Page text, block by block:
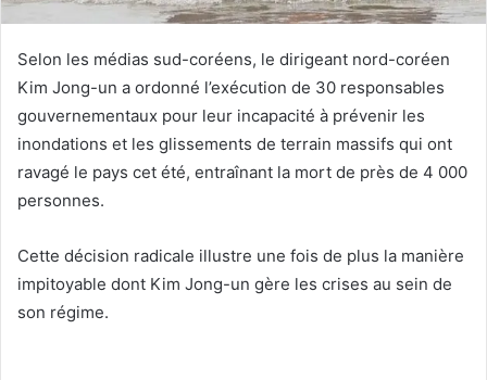
Selon les médias sud-coréens, le dirigeant nord-coréen
Kim Jong-un a ordonné l’exécution de 30 responsables
gouvernementaux pour leur incapacité à prévenir les
inondations et les glissements de terrain massifs qui ont
ravagé le pays cet été, entraînant la mort de près de 4 000
personnes.
Cette décision radicale illustre une fois de plus la manière
impitoyable dont Kim Jong-un gère les crises au sein de
son régime.